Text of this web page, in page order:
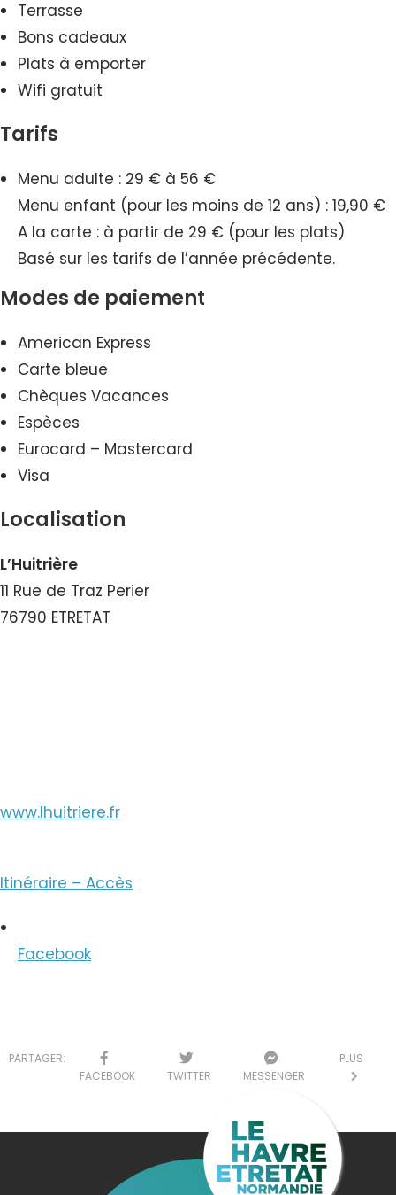
Terrasse
Bons cadeaux
Plats à emporter
Wifi gratuit
Tarifs
Menu adulte : 29 € à 56 €
Menu enfant (pour les moins de 12 ans) : 19,90 €
A la carte : à partir de 29 € (pour les plats)
Basé sur les tarifs de l’année précédente.
Modes de paiement
American Express
Carte bleue
Chèques Vacances
Espèces
Eurocard – Mastercard
Visa
Localisation
L’Huitrière
11 Rue de Traz Perier
76790 ETRETAT
www.lhuitriere.fr
Itinéraire – Accès
Facebook
PARTAGER:
FACEBOOK
TWITTER MESSENGER
PLUS